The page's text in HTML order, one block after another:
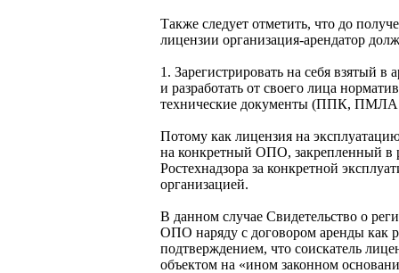
Также следует отметить, что до
лицензии организация-арендатор
1. Зарегистрировать на себя взятый
и разработать от своего лица
технические документы (ППК, ПМЛА
Потому как лицензия на
на конкретный ОПО, закрепленный в
Ростехнадзора за конкретной
организацией.
В данном случае Свидетельство о
ОПО наряду с договором аренды как
подтверждением, что соискатель
объектом на «ином законном